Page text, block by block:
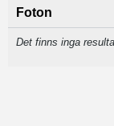
Foton
Det finns inga